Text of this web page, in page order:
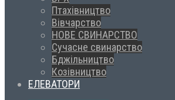
Птахівництво
Вівчарство
НОВЕ СВИНАРСТВО
Сучасне свинарство
Бджільництво
Козівництво
ЕЛЕВАТОРИ